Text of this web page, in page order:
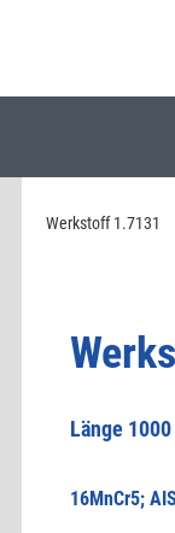
Werkstoff 1.7131
Länge
16MnCr5;